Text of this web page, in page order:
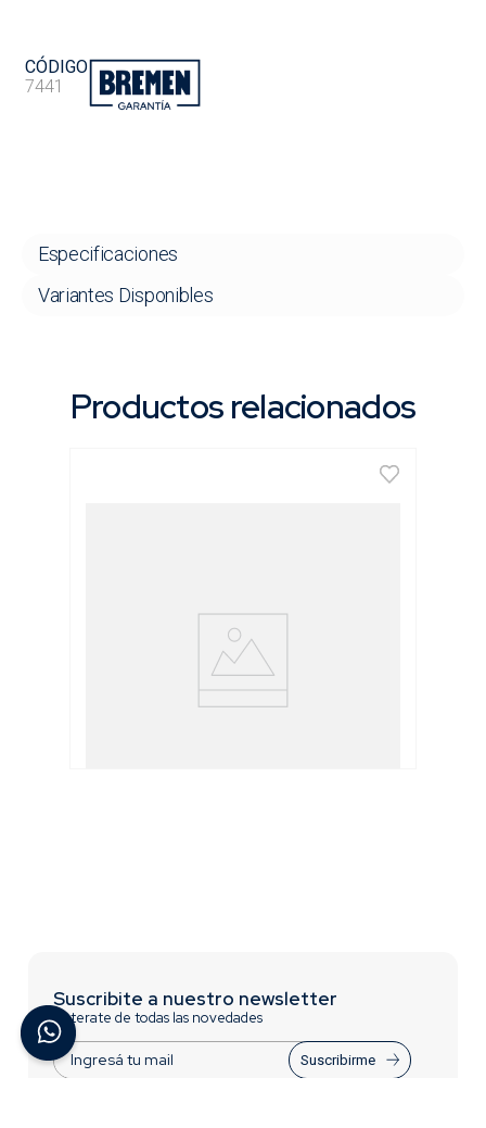
CÓDIGO
7441
Especificaciones
Variantes Disponibles
Productos relacionados
Formón en Juego (4 piezas)
Suscribite a nuestro newsletter
Enterate de todas las novedades
Suscribirme